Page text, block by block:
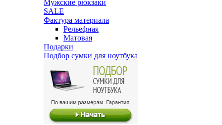
Мужские рюкзаки
SALE
Фактура материала
Рельефная
Матовая
Подарки
Подбор сумки для ноутбука